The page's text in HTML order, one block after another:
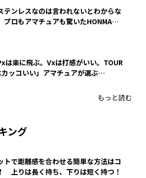
テンレスなのは言われないとわからな
プロもアマチュアも驚いたHONMA
は楽に飛ぶ。Vxは打感がいい。TOUR
ッコいい」アマチュアが選ぶ
もっと読む
ング
トで距離感を合わせる簡単な方法はコ
上りは長く持ち、下りは短く持つ！